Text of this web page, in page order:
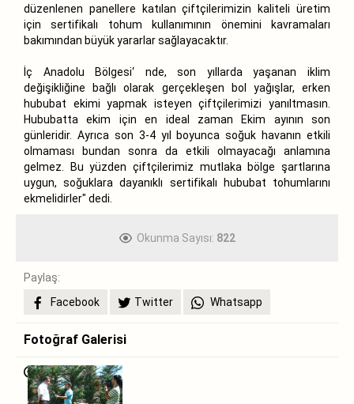
düzenlenen panellere katılan çiftçilerimizin kaliteli üretim
için sertifikalı tohum kullanımının önemini kavramaları
bakımından büyük yararlar sağlayacaktır.
İç Anadolu Bölgesi‘ nde, son yıllarda yaşanan iklim
değişikliğine bağlı olarak gerçekleşen bol yağışlar, erken
hububat ekimi yapmak isteyen çiftçilerimizi yanıltmasın.
Hububatta ekim için en ideal zaman Ekim ayının son
günleridir. Ayrıca son 3-4 yıl boyunca soğuk havanın etkili
olmaması bundan sonra da etkili olmayacağı anlamına
gelmez. Bu yüzden çiftçilerimiz mutlaka bölge şartlarına
uygun, soğuklara dayanıklı sertifikalı hububat tohumlarını
ekmelidirler" dedi.
Okunma Sayısı: 822
Paylaş:
Facebook
Twitter Whatsapp
Fotoğraf Galerisi